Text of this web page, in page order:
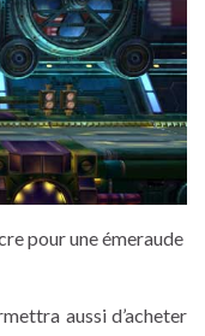
pour une émeraude
aussi d’acheter